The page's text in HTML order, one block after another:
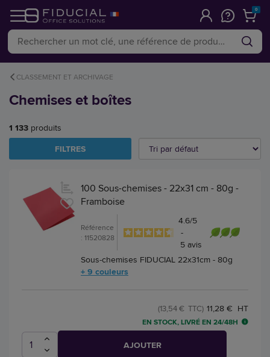
0
CLASSEMENT ET ARCHIVAGE
Chemises et boîtes
1 133 produits
FILTRES
100 Sous-chemises - 22x31 cm - 80g -
Framboise
Référence
: 11520828
4.6/5
-
5 avis
Sous-chemises FIDUCIAL 22x31cm - 80g
+ 9 couleurs
11,28 € HT
(13,54 € TTC)
EN STOCK, LIVRÉ EN 24/48H
AJOUTER